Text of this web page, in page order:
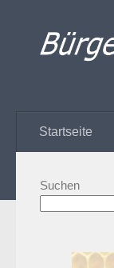
Startseite
Suchen